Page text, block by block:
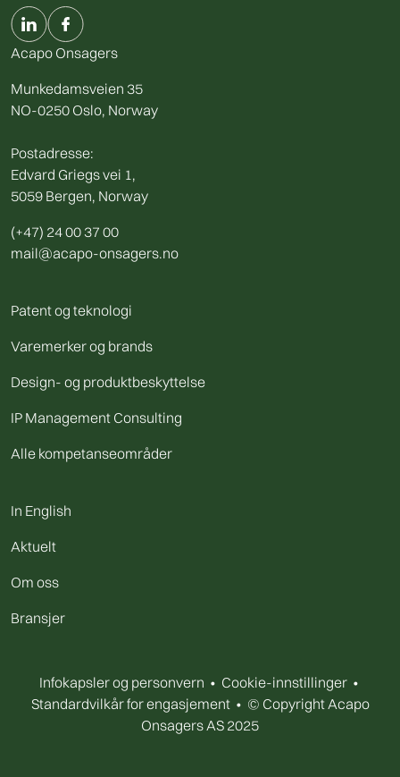
Acapo Onsagers
Munkedamsveien 35
NO-0250 Oslo, Norway
Postadresse:
Edvard Griegs vei 1,
5059 Bergen, Norway
(+47) 24 00 37 00
mail@acapo-onsagers.no
Patent og teknologi
Varemerker og brands
Design- og produktbeskyttelse
IP Management Consulting
Alle kompetanseområder
In English
Aktuelt
Om oss
Bransjer
Infokapsler og personvern • Cookie-innstillinger•
Standardvilkår for engasjement• © Copyright Acapo
Onsagers AS 2025